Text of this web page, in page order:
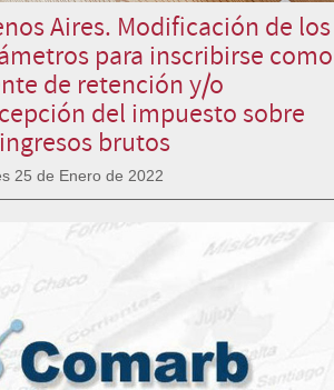
Aires. Modificación de los
para inscribirse como
de retención y/o
del impuesto sobre
brutos
25 de Enero de 2022